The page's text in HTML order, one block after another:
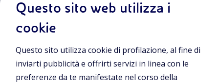
Entra nel mondo Eniscuola.Scopri gli strumenti e le
metodologie innovative per la didattica e naviga tra contenuti
multimediali, lezioni digitali e approfondimenti sui grandi temi
di attualità. Eniscuola è una iniziativa di Eni.
Questo sito web utilizza i
cookie
Questo sito utilizza cookie di profilazione, al fine di
inviarti pubblicità e offrirti servizi in linea con le
preferenze da te manifestate nel corso della